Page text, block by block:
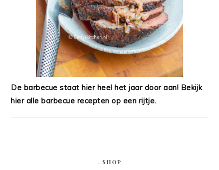
De barbecue staat hier heel het jaar door aan! Bekijk
hier alle barbecue recepten op een rijtje.
#SHOP